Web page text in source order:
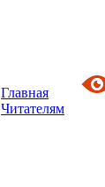
Главная
Читателям